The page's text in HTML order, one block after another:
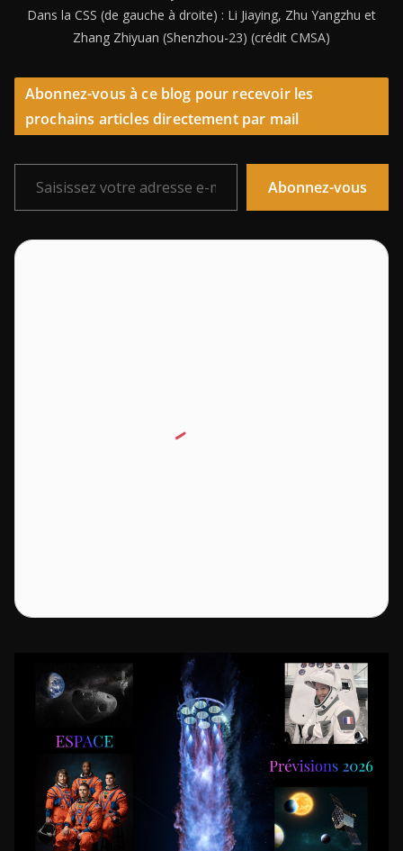
Dans la CSS (de gauche à droite) : Li Jiaying, Zhu Yangzhu et
Zhang Zhiyuan (Shenzhou-23) (crédit CMSA)
Abonnez-vous à ce blog pour recevoir les
prochains articles directement par mail
Saisissez votre adresse e-mail…
Abonnez-vous